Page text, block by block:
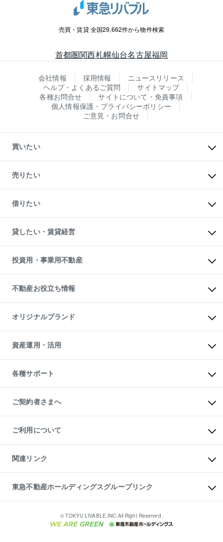
売買・賃貸 全国29,662件から物件検索
首都圏関西札幌仙台名古屋福岡
会社情報 採用情報
ニュースリリース
ヘルプ・よくあるご質問
サイトマップ
各種お問合せ
サイトについて・免責事項
個人情報保護・プライバシーポリシー
ご意見・お問合せ
買いたい
新築・分譲マンションの購入
中古マンションの購入
一戸建ての購入
中古一戸建ての購入
不動産購入の流れ
注目キーワード物件特集
購入ガイド
English 繁体中文簡体中文
売りたい
一戸建ての売却・査定
土地の売却・査定
スピードAI査定
不動産査定について
不動産売却の流れ
不動産買換えの流れ
売却ガイド
借りたい
オフィス・店舗の賃貸
借りるときの流れ
借りるガイド
貸したい・賃貸経営
マンション賃料データ
賃貸管理プラン
リロケーションについて
貸すガイド
投資用・事業用不動産
事業用不動産
マンション投資
投資用マンション
アパート経営
収益物件
ビル購入（ビル一棟）
投資用不動産の売却査定
事業用不動産の売却査定
不動産お役立ち情報
マンションライブラリー
人気マンションランキング
暮らしに役立つ不動産メディア
不動産相場・不動産価格情報
不動産コラム・ニュース
不動産用語集
不動産なんでもネット相談室
住まいの税金
オリジナルブランド
一棟リノベーションマンション
L`GENTE（ルジェンテ）
区分リノベーションマンション
投資用一棟レジデンスWELL
不動産小口投資
LEGACIA（レガシア）
資産運用・活用
不動産M&A
アセットマネジメント・出資
各種サポート
相続サポート
リフォームサポート
ご契約者さまへ
ご紹介・再契約特典
入居者様専用-各種ご案内（賃貸）
東急こすもす会「こすもすWeb」
ご利用について
金融商品取引について
東急リバブル ソーシャルメディアポリシー
ご意見・お問い合わせ（金融商品取引専用の相談・お問い合わせ窓口）
ダイレクトメール（郵送物）・Eメールなどの送付停止について
関連リンク
これからご結婚される方に東急百貨店のブライダルクラブ
人材サービスのご用命は 東急リバブルスタッフ株式会社まで
東北の逸品を贈ります 東北すぐれものセレクション
東急不動産ホールディングスグループリンク
東急コミュニティー
東急住宅リース
© TOKYU LIVABLE,INC.All Right Reserved.